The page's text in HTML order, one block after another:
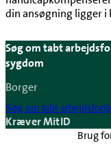
din ansøgning ligger i
Søg om tabt
sygdom
Borger
Søg om tabt
Kræver MitID
Brug